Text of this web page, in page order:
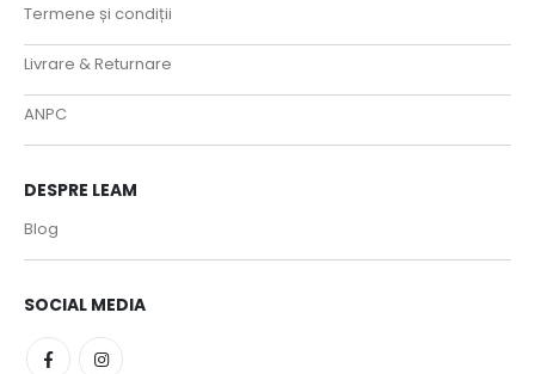
Termene și condiții
Livrare & Returnare
ANPC
DESPRE LEAM
Blog
SOCIAL MEDIA